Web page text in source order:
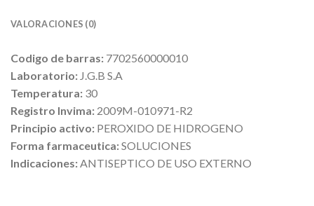
VALORACIONES (0)
Codigo de barras: 7702560000010
Laboratorio: J.G.B S.A
Temperatura: 30
Registro Invima: 2009M-010971-R2
Principio activo: PEROXIDO DE HIDROGENO
Forma farmaceutica:SOLUCIONES
Indicaciones:ANTISEPTICO DE USO EXTERNO